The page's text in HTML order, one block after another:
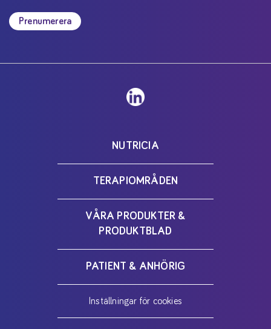
Prenumerera
NUTRICIA
TERAPIOMRÅDEN
VÅRA PRODUKTER &
PRODUKTBLAD
PATIENT & ANHÖRIG
Inställningar för cookies